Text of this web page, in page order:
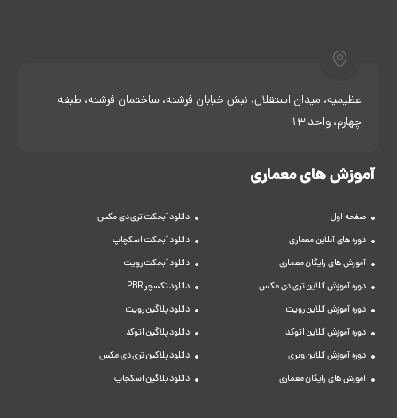
عظیمیه، میدان استقلال، نبش خیابان فرشته، ساختمان فرشته، طبقه
چهارم، واحد 13
آموزش های معماری
صفحه اول
دوره های آنلاین معماری
آموزش های رایگان معماری
دوره آموزش آنلاین تری دی مکس
دوره آموزش آنلاین رویت
دوره آموزش آنلاین اتوکد
دوره آموزش آنلاین ویری
آموزش های رایگان معماری
دانلود آبجکت تری دی مکس
دانلود آبجکت اسکچاپ
دانلود آبجکت رویت
دانلود تکسچر PBR
دانلود پلاگین رویت
دانلود پلاگین اتوکد
دانلود پلاگین تری دی مکس
دانلود پلاگین اسکچاپ